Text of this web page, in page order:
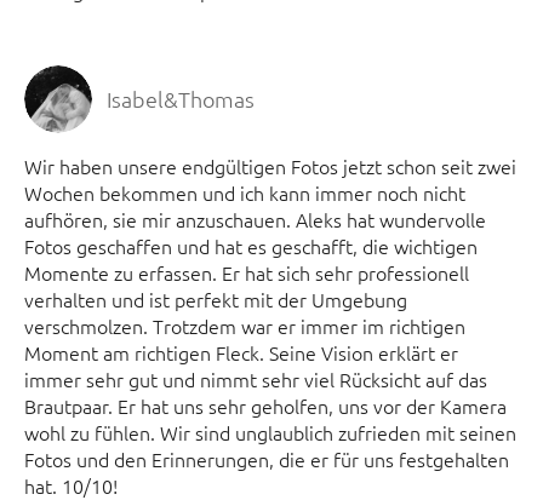
Isabel&Thomas
Wir haben unsere endgültigen Fotos jetzt schon seit zwei
Wochen bekommen und ich kann immer noch nicht
aufhören, sie mir anzuschauen. Aleks hat wundervolle
Fotos geschaffen und hat es geschafft, die wichtigen
Momente zu erfassen. Er hat sich sehr professionell
verhalten und ist perfekt mit der Umgebung
verschmolzen. Trotzdem war er immer im richtigen
Moment am richtigen Fleck. Seine Vision erklärt er
immer sehr gut und nimmt sehr viel Rücksicht auf das
Brautpaar. Er hat uns sehr geholfen, uns vor der Kamera
wohl zu fühlen. Wir sind unglaublich zufrieden mit seinen
Fotos und den Erinnerungen, die er für uns festgehalten
hat. 10/10!